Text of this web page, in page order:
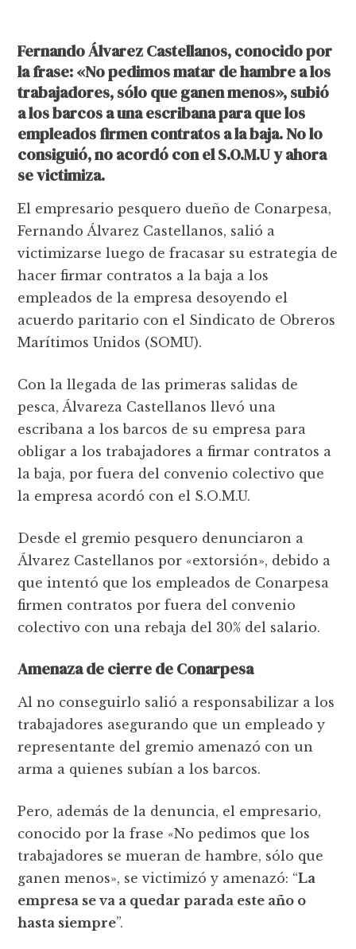
Fernando Álvarez Castellanos, conocido por
la frase: «No pedimos matar de hambre a los
trabajadores, sólo que ganen menos», subió
a los barcos a una escribana para que los
empleados firmen contratos a la baja. No lo
consiguió, no acordó con el S.O.M.U y ahora
se victimiza.
El empresario pesquero dueño de Conarpesa,
Fernando Álvarez Castellanos, salió a
victimizarse luego de fracasar su estrategia de
hacer firmar contratos a la baja a los
empleados de la empresa desoyendo el
acuerdo paritario con el Sindicato de Obreros
Marítimos Unidos (SOMU).
Con la llegada de las primeras salidas de
pesca, Álvareza Castellanos llevó una
escribana a los barcos de su empresa para
obligar a los trabajadores a firmar contratos a
la baja, por fuera del convenio colectivo que
la empresa acordó con el S.O.M.U.
Desde el gremio pesquero denunciaron a
Álvarez Castellanos por «extorsión», debido a
que intentó que los empleados de Conarpesa
firmen contratos por fuera del convenio
colectivo con una rebaja del 30% del salario.
Amenaza de cierre de Conarpesa
Al no conseguirlo salió a responsabilizar a los
trabajadores asegurando que un empleado y
representante del gremio amenazó con un
arma a quienes subían a los barcos.
Pero, además de la denuncia, el empresario,
conocido por la frase «No pedimos que los
trabajadores se mueran de hambre, sólo que
ganen menos», se victimizó y amenazó: “La
empresa se va a quedar parada este año o
hasta siempre”.